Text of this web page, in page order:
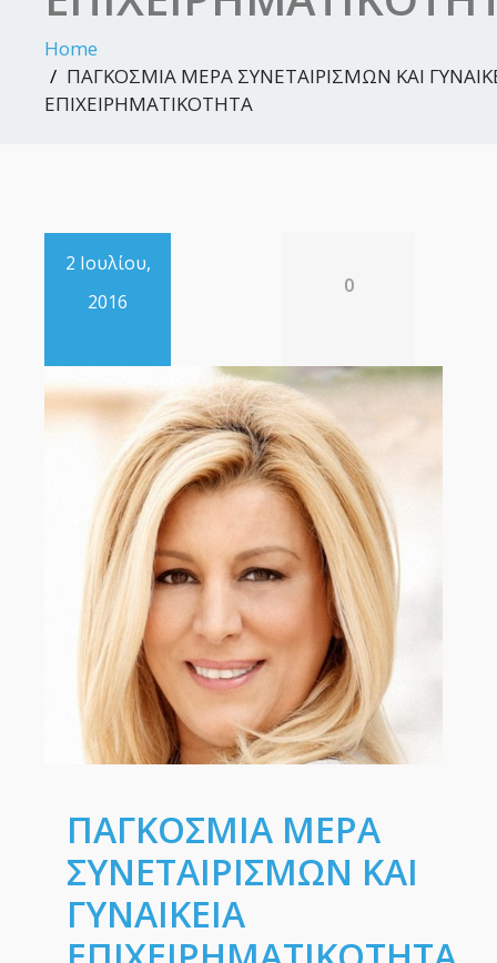
Home
ΠΑΓΚΟΣΜΙΑ ΜΕΡΑ ΣΥΝΕΤΑΙΡΙΣΜΩΝ ΚΑΙ
ΕΠΙΧΕΙΡΗΜΑΤΙΚΟΤΗΤΑ
2 Ιουλίου,
2016
0
ΠΑΓΚΟΣΜΙΑ ΜΕΡΑ
ΣΥΝΕΤΑΙΡΙΣΜΩΝ ΚΑΙ
ΓΥΝΑΙΚΕΙΑ